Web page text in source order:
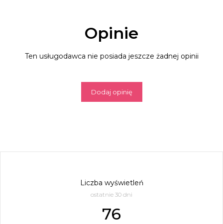
Opinie
Ten usługodawca nie posiada jeszcze żadnej opinii
Dodaj opinię
Liczba wyświetleń
ostatnie 30 dni
76